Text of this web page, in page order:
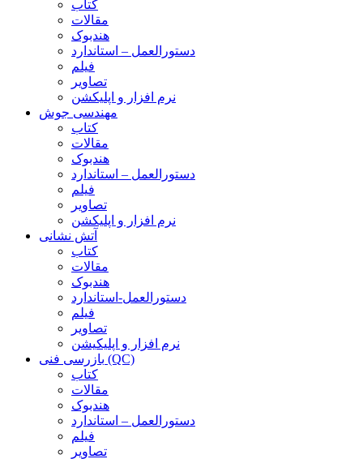
کتاب
مقالات
هندبوک
دستورالعمل – استاندارد
فیلم
تصاویر
نرم افزار و اپلیکشن
مهندسی جوش
کتاب
مقالات
هندبوک
دستورالعمل – استاندارد
فیلم
تصاویر
نرم افزار و اپلیکشن
آتش نشانی
کتاب
مقالات
هندبوک
دستورالعمل-استاندارد
فیلم
تصاویر
نرم افزار و اپلیکیشن
بازرسی فنی (QC)
کتاب
مقالات
هندبوک
دستورالعمل – استاندارد
فیلم
تصاویر